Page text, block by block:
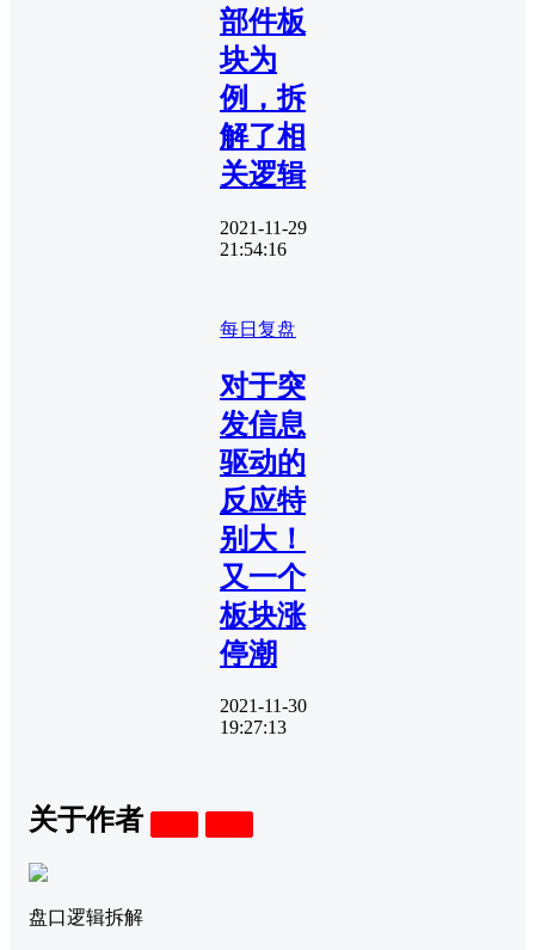
部件板
块为
例，拆
解了相
关逻辑
2021-11-29
21:54:16
每日复盘
对于突
发信息
驱动的
反应特
别大！
又一个
板块涨
停潮
2021-11-30
19:27:13
关于作者
盘口逻辑拆解